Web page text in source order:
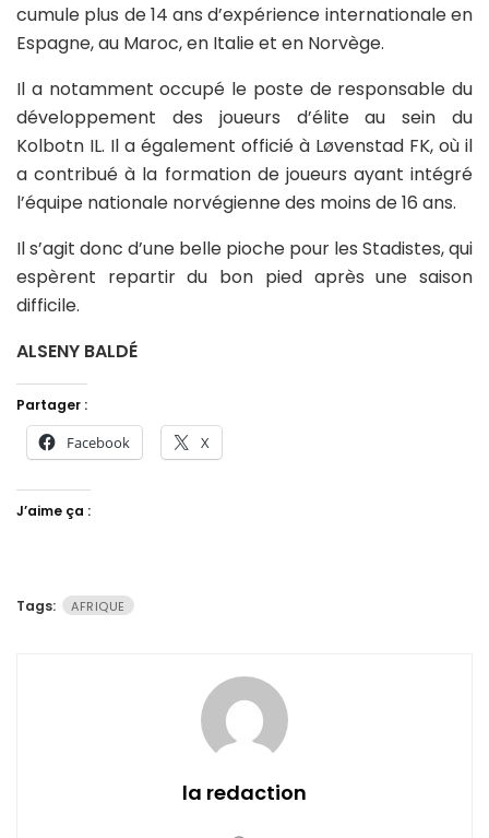
cumule plus de 14 ans d’expérience internationale en
Espagne, au Maroc, en Italie et en Norvège.
Il a notamment occupé le poste de responsable du
développement des joueurs d’élite au sein du
Kolbotn IL. Il a également officié à Løvenstad FK, où il
a contribué à la formation de joueurs ayant intégré
l’équipe nationale norvégienne des moins de 16 ans.
Il s’agit donc d’une belle pioche pour les Stadistes, qui
espèrent repartir du bon pied après une saison
difficile.
ALSENY BALDÉ
Partager :
Facebook X
J’aime ça :
Tags: AFRIQUE
la redaction